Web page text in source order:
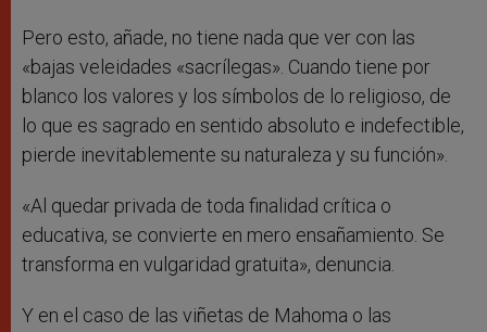
Pero esto, añade, no tiene nada que ver con las
«bajas veleidades «sacrílegas». Cuando tiene por
blanco los valores y los símbolos de lo religioso, de
lo que es sagrado en sentido absoluto e indefectible,
pierde inevitablemente su naturaleza y su función».
«Al quedar privada de toda finalidad crítica o
educativa, se convierte en mero ensañamiento. Se
transforma en vulgaridad gratuita», denuncia.
Y en el caso de las viñetas de Mahoma o las